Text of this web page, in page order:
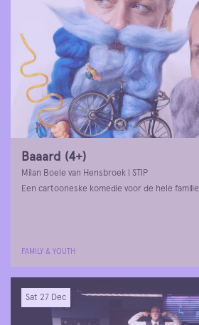
Baaard (4+)
Milan Boele van Hensbroek | STIP
Een cartooneske komedie voor de hele familie
FAMILY & YOUTH
Sat 27 Dec